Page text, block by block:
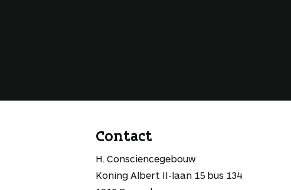
Contact
H. Consciencegebouw
Koning Albert II-laan 15 bus 134